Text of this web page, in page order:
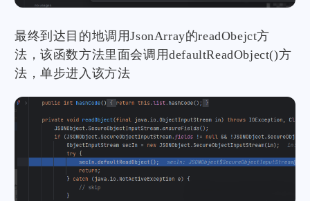
最终到达目的地调用JsonArray的readObejct方
法，该函数方法里面会调用defaultReadObject()方
法，单步进入该方法